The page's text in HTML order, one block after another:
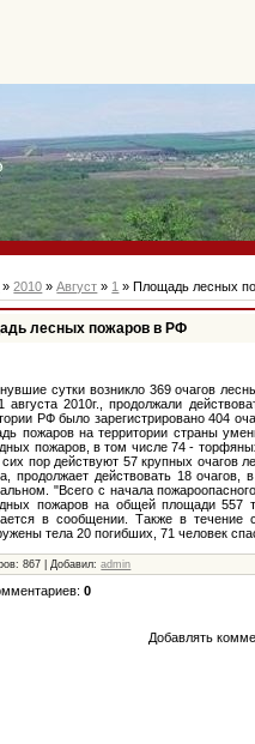
»2010 » Август » 1 » Площадь лесных
лесных пожаров в РФ
сутки возникло 369 очагов
августа 2010г., продолжали
РФ было зарегистрировано 404
пожаров на территории страны
пожаров, в том числе 74 -
сих пор действуют 57 крупных очагов
продолжает действовать 18
"Всего с начала
пожаров на общей площади 557
в сообщении. Также в течение
тела 20 погибших, 71 человек
867 | Добавил:admin
0
Добавлять